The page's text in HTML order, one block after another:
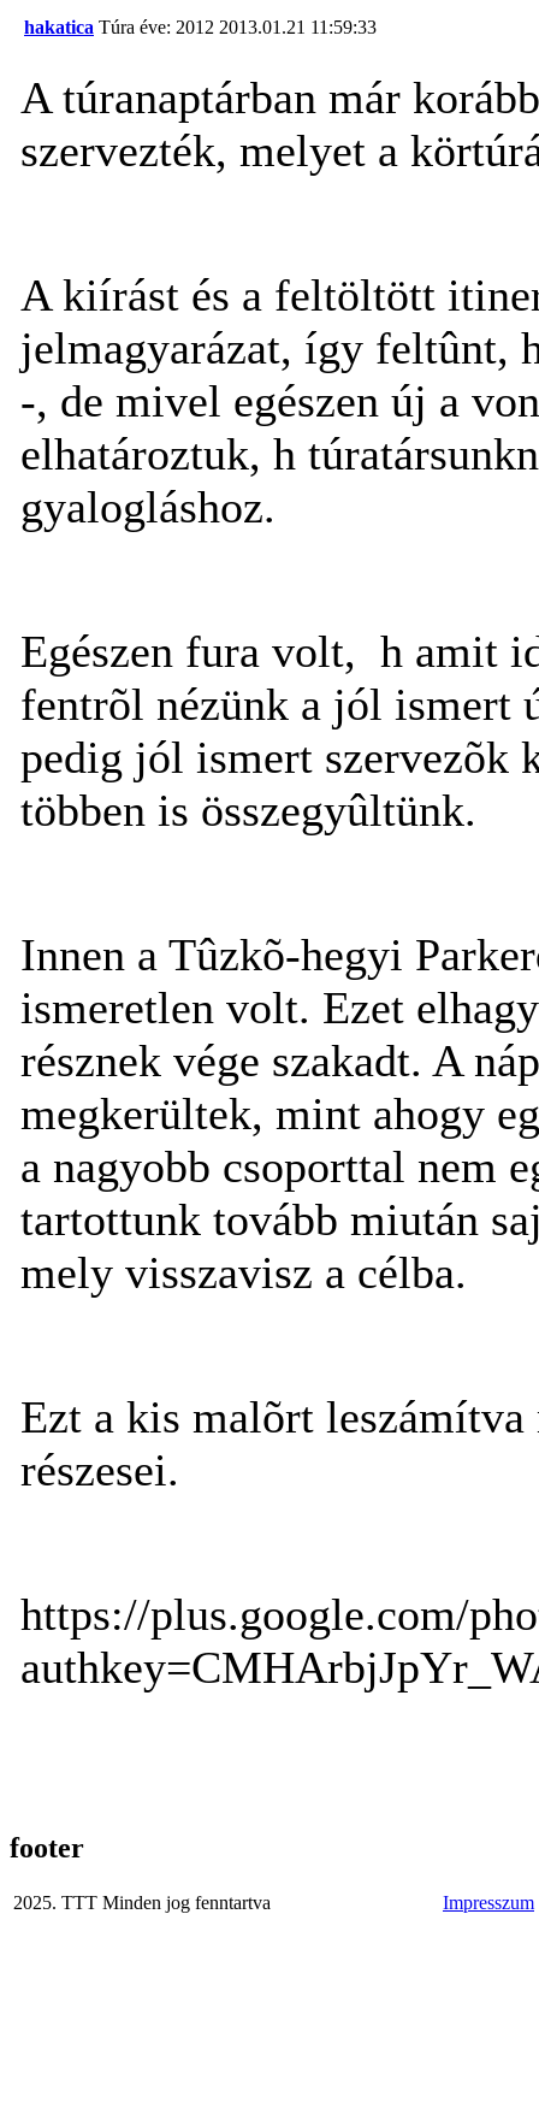
hakatica Túra éve: 2012 2013.01.21 11:59:33
A túranaptárban már
szervezték, melyet a
A kiírást és a feltöltött
jelmagyarázat, így feltûnt,
-, de mivel egészen új a
elhatároztuk, h
gyalogláshoz.
Egészen fura volt, h amit
fentrõl nézünk a jól ismert
pedig jól ismert szervezõk
többen is összegyûltünk.
Innen a Tûzkõ-hegyi
ismeretlen volt. Ezet
résznek vége szakadt. A
megkerültek, mint ahogy
a nagyobb csoporttal nem
tartottunk tovább miután
mely visszavisz a célba.
Ezt a kis malõrt
részesei.
https://plus.google.com/
footer
2025. TTT Minden jog fenntartva Impresszum